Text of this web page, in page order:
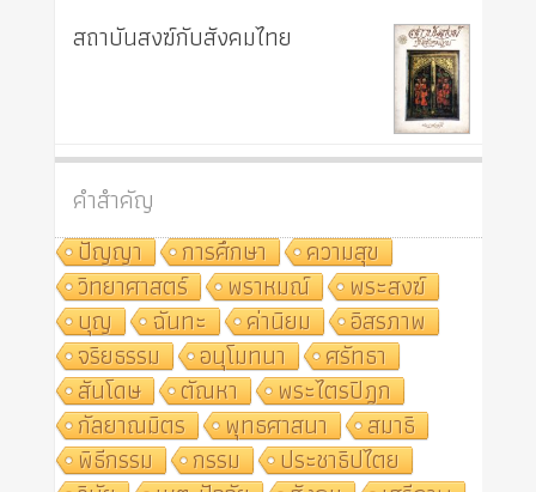
สถาบันสงฆ์กับสังคมไทย
คำสำคัญ
ปัญญา
การศึกษา
ความสุข
วิทยาศาสตร์
พราหมณ์
พระสงฆ์
บุญ
ฉันทะ ค่านิยม
อิสรภาพ
จริยธรรม
อนุโมทนา
ศรัทธา
สันโดษ
ตัณหา
พระไตรปิฎก
กัลยาณมิตร
พุทธศาสนา
สมาธิ
พิธีกรรม
กรรม
ประชาธิปไตย